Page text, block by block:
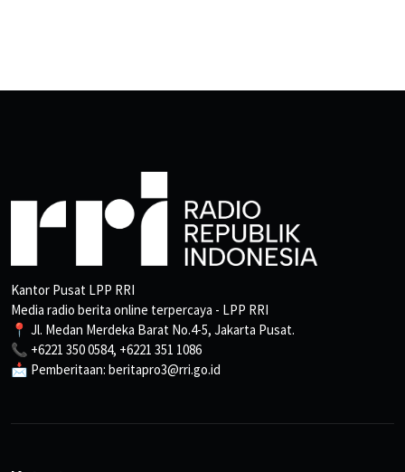
Kantor Pusat LPP RRI
Media radio berita online terpercaya - LPP RRI
📍 Jl. Medan Merdeka Barat No.4-5, Jakarta Pusat.
📞 +6221 350 0584, +6221 351 1086
📩 Pemberitaan: beritapro3@rri.go.id